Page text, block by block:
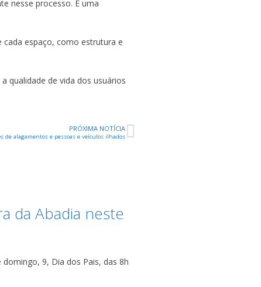
nesse processo. É uma
espaço, como estrutura e
qualidade de vida dos usuários
PRÓXIMA NOTÍCIA
de alagamentos e pessoas e veículos ilhados
da Abadia neste
9, Dia dos Pais, das 8h